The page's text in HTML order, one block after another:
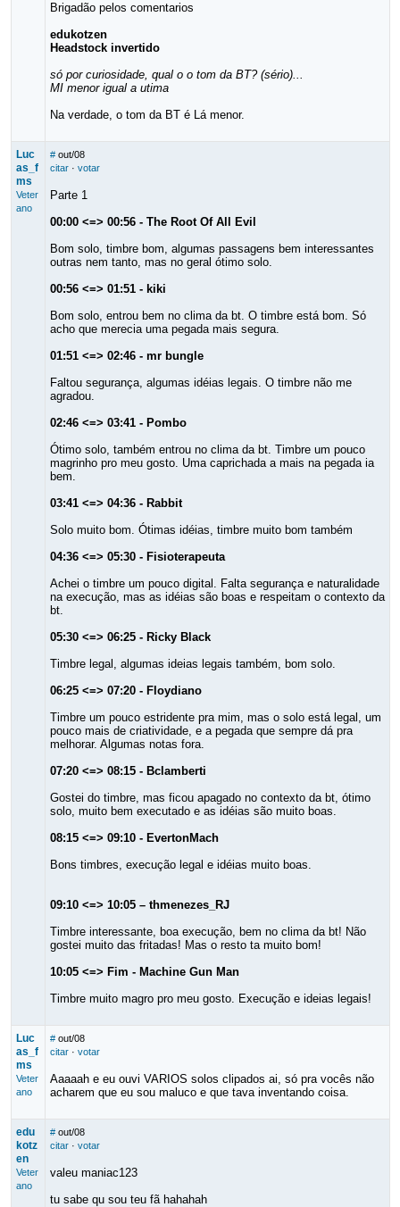
Brigadão pelos comentarios
edukotzen
Headstock invertido
só por curiosidade, qual o o tom da BT? (sério)...
MI menor igual a utima
Na verdade, o tom da BT é Lá menor.
Luc
as_f
ms
Veter
ano
# out/08
citar· votar
Parte 1
00:00 <=> 00:56 - The Root Of All Evil
Bom solo, timbre bom, algumas passagens bem interessantes
outras nem tanto, mas no geral ótimo solo.
00:56 <=> 01:51 - kiki
Bom solo, entrou bem no clima da bt. O timbre está bom. Só
acho que merecia uma pegada mais segura.
01:51 <=> 02:46 - mr bungle
Faltou segurança, algumas idéias legais. O timbre não me
agradou.
02:46 <=> 03:41 - Pombo
Ótimo solo, também entrou no clima da bt. Timbre um pouco
magrinho pro meu gosto. Uma caprichada a mais na pegada ia
bem.
03:41 <=> 04:36 - Rabbit
Solo muito bom. Ótimas idéias, timbre muito bom também
04:36 <=> 05:30 - Fisioterapeuta
Achei o timbre um pouco digital. Falta segurança e naturalidade
na execução, mas as idéias são boas e respeitam o contexto da
bt.
05:30 <=> 06:25 - Ricky Black
Timbre legal, algumas ideias legais também, bom solo.
06:25 <=> 07:20 - Floydiano
Timbre um pouco estridente pra mim, mas o solo está legal, um
pouco mais de criatividade, e a pegada que sempre dá pra
melhorar. Algumas notas fora.
07:20 <=> 08:15 - Bclamberti
Gostei do timbre, mas ficou apagado no contexto da bt, ótimo
solo, muito bem executado e as idéias são muito boas.
08:15 <=> 09:10 - EvertonMach
Bons timbres, execução legal e idéias muito boas.
09:10 <=> 10:05 – thmenezes_RJ
Timbre interessante, boa execução, bem no clima da bt! Não
gostei muito das fritadas! Mas o resto ta muito bom!
10:05 <=> Fim - Machine Gun Man
Timbre muito magro pro meu gosto. Execução e ideias legais!
Luc
as_f
ms
Veter
ano
# out/08
citar· votar
Aaaaah e eu ouvi VARIOS solos clipados ai, só pra vocês não
acharem que eu sou maluco e que tava inventando coisa.
edu
kotz
en
Veter
ano
# out/08
citar· votar
valeu maniac123
tu sabe qu sou teu fã hahahah